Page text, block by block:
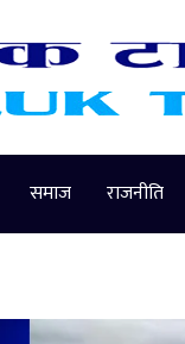
समाज राजनीति